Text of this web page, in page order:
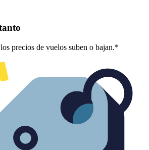
precios de vuelos suben o bajan.*